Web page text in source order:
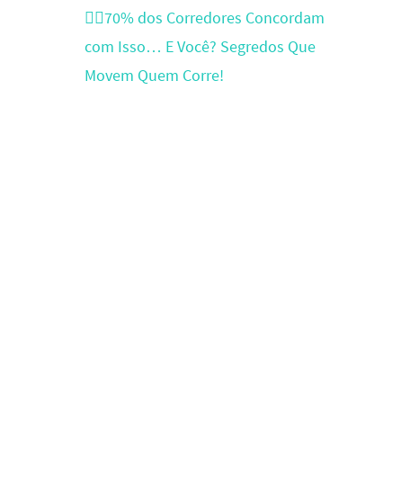
🏃‍♂️70% dos Corredores Concordam
com Isso… E Você? Segredos Que
Movem Quem Corre!